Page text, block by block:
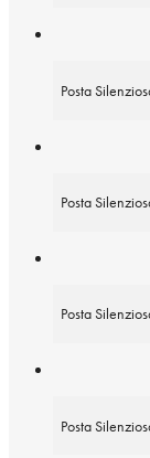
Posta
Posta
Posta
Posta